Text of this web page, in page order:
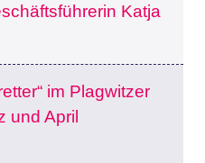
Katja
im Plagwitzer
und April